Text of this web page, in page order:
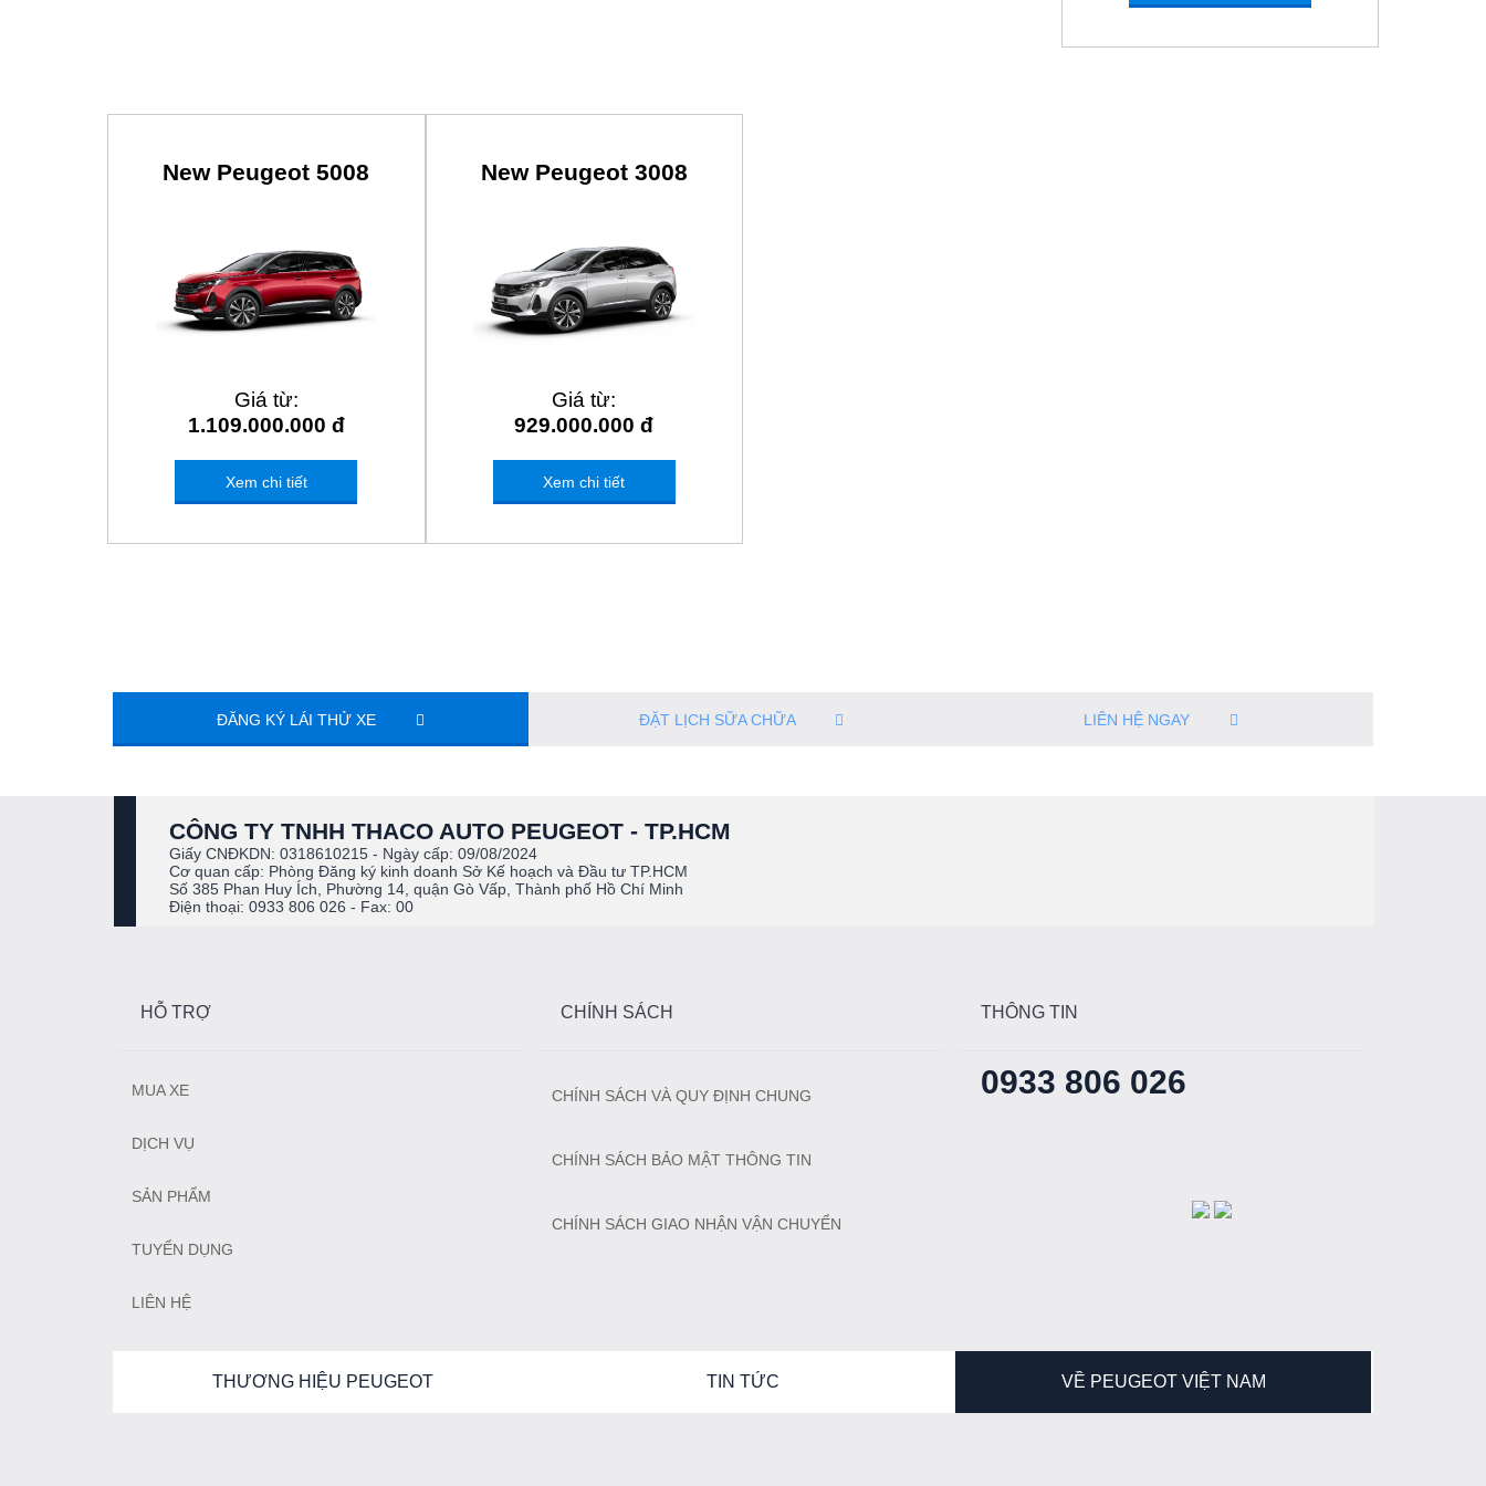
New Peugeot 5008
Giá từ:
1.109.000.000 đ
Xem chi tiết
New Peugeot 3008
Giá từ:
929.000.000 đ
Xem chi tiết
ĐĂNG KÝ LÁI THỬ XE ĐẶT LỊCH SỮA CHỮA LIÊN HỆ NGAY
CÔNG TY TNHH THACO AUTO PEUGEOT - TP.HCM
Giấy CNĐKDN: 0318610215 - Ngày cấp: 09/08/2024
Cơ quan cấp: Phòng Đăng ký kinh doanh Sở Kế hoạch và Đầu tư TP.HCM
Số 385 Phan Huy Ích, Phường 14, quận Gò Vấp, Thành phố Hồ Chí Minh
Điện thoại: 0933 806 026 - Fax: 00
HỖ TRỢ
MUA XE
DỊCH VỤ
SẢN PHẨM
TUYỂN DỤNG
LIÊN HỆ
CHÍNH SÁCH
CHÍNH SÁCH VÀ QUY ĐỊNH CHUNG
CHÍNH SÁCH BẢO MẬT THÔNG TIN
CHÍNH SÁCH GIAO NHẬN VẬN CHUYỂN
THÔNG TIN
0933 806 026
THƯƠNG HIỆU PEUGEOT TIN TỨC VỀ PEUGEOT VIỆT NAM